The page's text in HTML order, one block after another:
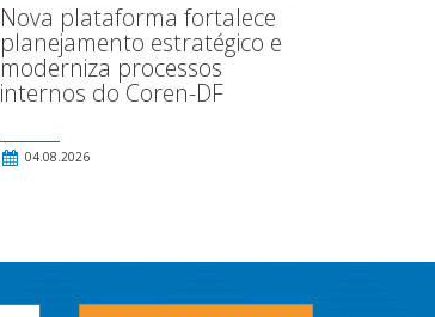
Nova plataforma fortalece
planejamento estratégico e
moderniza processos
internos do Coren-DF
04.08.2026